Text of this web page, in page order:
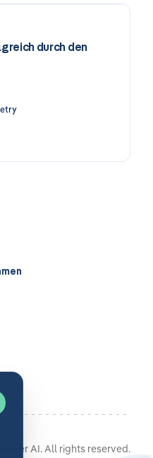
durch den
Glacier AI. All rights reserved.